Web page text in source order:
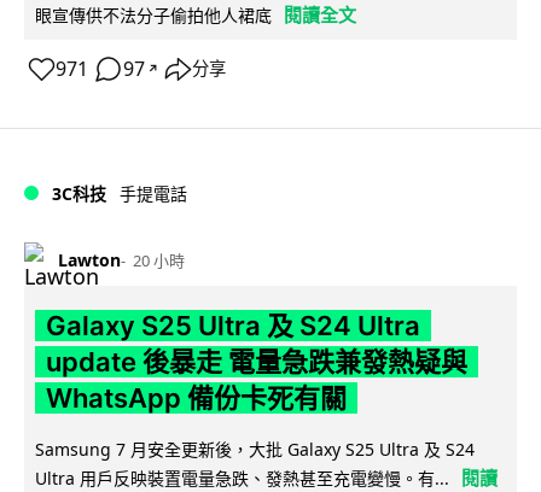
眼宣傳供不法分子偷拍他人裙底
閱讀全文
971 97 ↗ 分享
3C科技 手提電話
Lawton 20 小時
Galaxy S25 Ultra 及 S24 Ultra
update 後暴走 電量急跌兼發熱疑與
WhatsApp 備份卡死有關
Samsung 7 月安全更新後，大批 Galaxy S25 Ultra 及 S24
Ultra 用戶反映裝置電量急跌、發熱甚至充電變慢。有...
閱讀